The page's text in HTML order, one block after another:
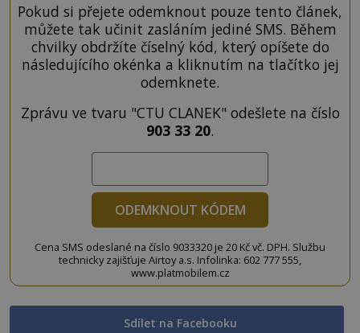
Pokud si přejete odemknout pouze tento článek,
můžete tak učinit zasláním jediné SMS. Během
chvilky obdržíte číselný kód, který opíšete do
následujícího okénka a kliknutím na tlačítko jej
odemknete.
Zprávu ve tvaru "CTU CLANEK" odešlete na číslo
903 33 20.
ODEMKNOUT KÓDEM
Cena SMS odeslané na číslo 9033320 je 20 Kč vč. DPH. Službu
technicky zajišťuje Airtoy a.s. Infolinka: 602 777 555,
www.platmobilem.cz
Sdílet na Facebooku